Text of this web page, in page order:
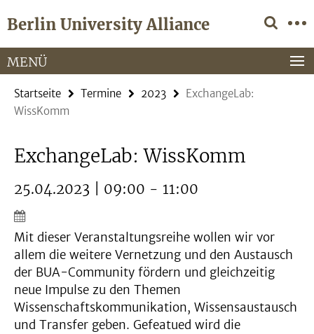
direkt
Inhalt
Berlin University Alliance
Service-
Navigation
MENÜ
Startseite Termine 2023
ExchangeLab:
WissKomm
ExchangeLab: WissKomm
25.04.2023 | 09:00 - 11:00
Mit dieser Veranstaltungsreihe wollen wir vor
allem die weitere Vernetzung und den Austausch
der BUA-Community fördern und gleichzeitig
neue Impulse zu den Themen
Wissenschaftskommunikation, Wissensaustausch
und Transfer geben. Gefeatued wird die